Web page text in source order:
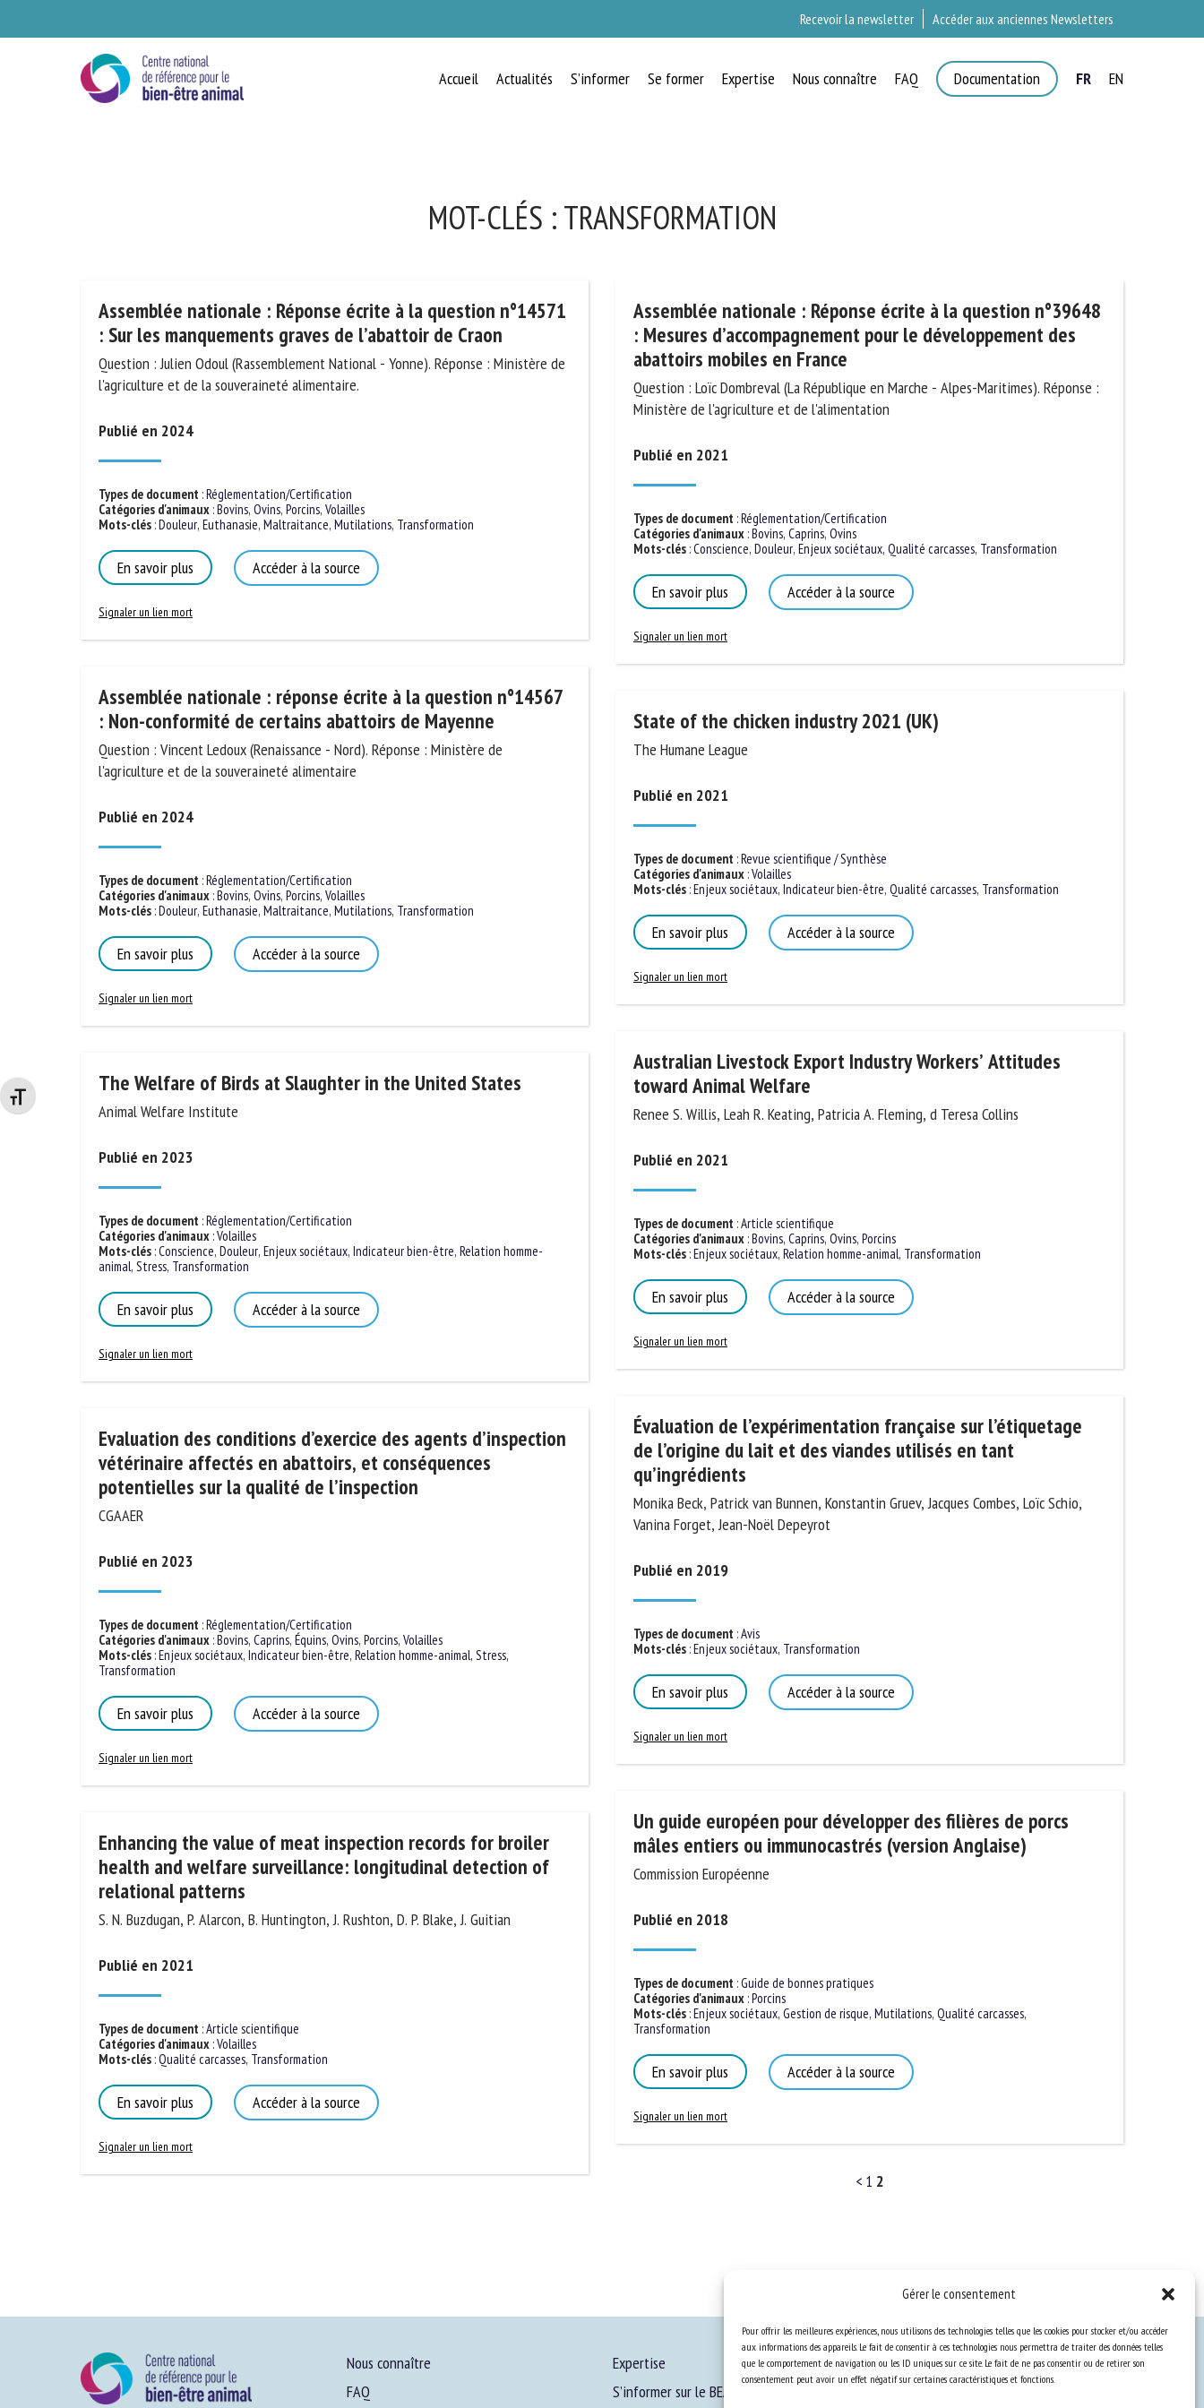
Gérer le consentement
Pour offrir les meilleures expériences, nous utilisons des technologies telles que les cookies pour stocker et/ou accéder
aux informations des appareils. Le fait de consentir à ces technologies nous permettra de traiter des données telles
que le comportement de navigation ou les ID uniques sur ce site. Le fait de ne pas consentir ou de retirer son
consentement peut avoir un effet négatif sur certaines caractéristiques et fonctions.
Changer la taille de la police
Recevoir la newsletter Accéder aux anciennes Newsletters
Accueil Actualités S’informer Se former Expertise Nous connaître FAQ Documentation FR EN
MOT-CLÉS :TRANSFORMATION
Assemblée nationale : Réponse écrite à la question
n°14571 : Sur les manquements graves de l’abattoir de
Craon
Question : Julien Odoul (Rassemblement National - Yonne). Réponse : Ministère
Publié en 2024
Types de document:Réglementation/Certification
Catégories d'animaux:Bovins,Ovins,Porcins,Volailles
Mots-clés:Douleur,Euthanasie,Maltraitance,Mutilations
En savoir plus Accéder à la source
Signaler un lien mort
Assemblée nationale : réponse écrite à la question n°14567
: Non-conformité de certains abattoirs de Mayenne
Question : Vincent Ledoux (Renaissance - Nord). Réponse : Ministère de
Publié en 2024
Types de document:Réglementation/Certification
Catégories d'animaux:Bovins,Ovins,Porcins,Volailles
Mots-clés:Douleur,Euthanasie,Maltraitance,Mutilations
En savoir plus Accéder à la source
Signaler un lien mort
The Welfare of Birds at Slaughter in the United States
Publié en 2023
Types de document:Réglementation/Certification
Catégories d'animaux:Volailles
Mots-clés:Conscience,Douleur
animal,Stress,Transformation
En savoir plus Accéder à la source
Signaler un lien mort
Evaluation des conditions d’exercice des agents
d’inspection vétérinaire affectés en abattoirs, et
conséquences potentielles sur la qualité de l’inspection
Publié en 2023
Types de document:Réglementation/Certification
Catégories d'animaux:Bovins ,Caprins,Équins ,Ovins,Porcins ,Volailles
Mots-clés:Enjeux sociétaux
Transformation
En savoir plus Accéder à la source
Signaler un lien mort
Enhancing the value of meat inspection records for broiler
health and welfare surveillance: longitudinal detection of
relational patterns
Publié en 2021
Types de document:Article scientifique
Catégories d'animaux:Volailles
Mots-clés:Qualité carcasses,Transformation
En savoir plus Accéder à la source
Signaler un lien mort
Assemblée nationale : Réponse écrite à la question
n°39648 : Mesures d’accompagnement pour le
développement des abattoirs mobiles en France
Question : Loïc Dombreval (La République en Marche - Alpes-Maritimes). Réponse
: Ministère de l'agriculture et de l'alimentation
Publié en 2021
Types de document: Réglementation/Certification
Catégories d'animaux: Bovins,Caprins,Ovins
Mots-clés: Conscience,Douleur,Enjeux sociétaux,Qualité carcasses,Transformation
En savoir plus Accéder à la source
Signaler un lien mort
State of the chicken industry 2021 (UK)
The Humane League
Publié en 2021
Types de document: Revue scientifique / Synthèse
Catégories d'animaux: Volailles
Mots-clés: Enjeux sociétaux,Indicateur bien-être,Qualité carcasses,Transformation
En savoir plus Accéder à la source
Signaler un lien mort
Australian Livestock Export Industry Workers’ Attitudes
toward Animal Welfare
Renee S. Willis, Leah R. Keating, Patricia A. Fleming, d Teresa Collins
Publié en 2021
Types de document: Article scientifique
Catégories d'animaux: Bovins,Caprins,Ovins,Porcins
Mots-clés: Enjeux sociétaux,Relation homme-animal,Transformation
En savoir plus Accéder à la source
Signaler un lien mort
Évaluation de l’expérimentation française sur l’étiquetage
de l’origine du lait et des viandes utilisés en tant
qu’ingrédients
Monika Beck, Patrick van Bunnen, Konstantin Gruev, Jacques Combes, Loïc Schio,
Vanina Forget, Jean-Noël Depeyrot
Publié en 2019
Types de document: Avis
Mots-clés: Enjeux sociétaux,Transformation
En savoir plus Accéder à la source
Signaler un lien mort
Un guide européen pour développer des filières de porcs
mâles entiers ou immunocastrés (version Anglaise)
Commission Européenne
Publié en 2018
Types de document: Guide de bonnes pratiques
Catégories d'animaux: Porcins
Mots-clés: Enjeux sociétaux,Gestion de risque,Mutilations,Qualité carcasses,
Transformation
En savoir plus Accéder à la source
Signaler un lien mort
1 2
Nous connaître
FAQ
Expertise
S’informer sur le BEA
Ressources
BIEN-ÊTRE ANIMAL
Veuillez remplir le formulaire ci-dessous pour vous inscrire à notre newsletter :
Prénom
En soumettant ce formulaire, j'accepte que les informations saisies soient
utilisées dans le cadre de la relation avec le CNR BEA. *